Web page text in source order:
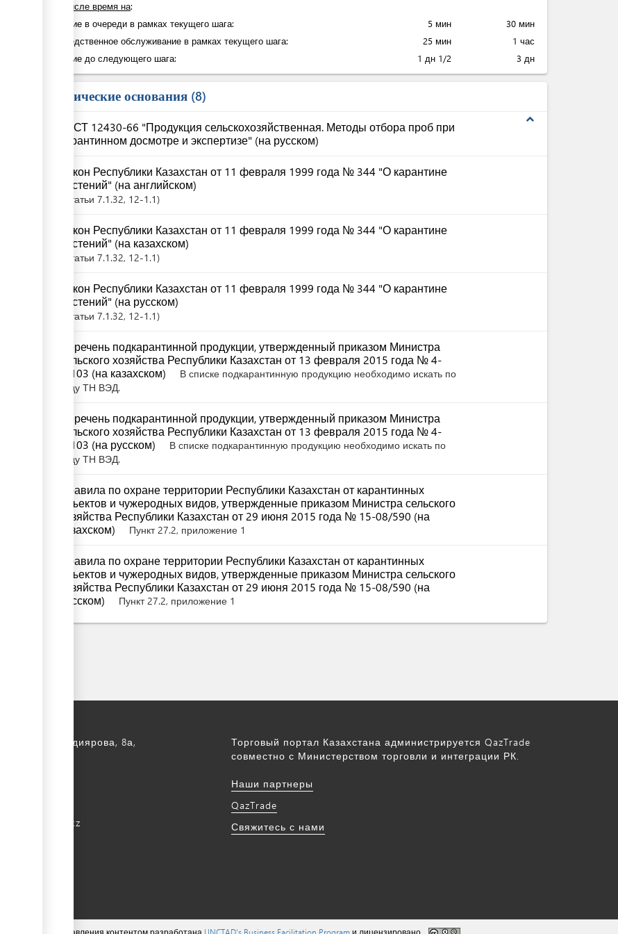
в том числе время на:
Ожидание в очереди в рамках текущего шага:
5 мин
30 мин
Непосредственное обслуживание в рамках текущего шага:
25 мин
1 час
Ожидание до следующего шага:
1 дн 1/2 3 дн
Юридические основания 8
expand_less
ГОСТ 12430-66 "Продукция сельскохозяйственная. Методы отбора проб при
карантинном досмотре и экспертизе" (на русском)
Закон Республики Казахстан от 11 февраля 1999 года № 344 "О карантине
растений" (на английском)
Статьи 7.1.32, 12-1.1
Закон Республики Казахстан от 11 февраля 1999 года № 344 "О карантине
растений" (на казахском)
Статьи 7.1.32, 12-1.1
Закон Республики Казахстан от 11 февраля 1999 года № 344 "О карантине
растений" (на русском)
Статьи 7.1.32, 12-1.1
Перечень подкарантинной продукции, утвержденный приказом Министра
сельского хозяйства Республики Казахстан от 13 февраля 2015 года № 4-
4/103 (на казахском)
В списке подкарантинную продукцию необходимо искать по
коду ТН ВЭД.
Перечень подкарантинной продукции, утвержденный приказом Министра
сельского хозяйства Республики Казахстан от 13 февраля 2015 года № 4-
4/103 (на русском)
В списке подкарантинную продукцию необходимо искать по
коду ТН ВЭД.
Правила по охране территории Республики Казахстан от карантинных
объектов и чужеродных видов, утвержденные приказом Министра сельского
хозяйства Республики Казахстан от 29 июня 2015 года № 15-08/590 (на
казахском)
Пункт 27.2, приложение 1
Правила по охране территории Республики Казахстан от карантинных
объектов и чужеродных видов, утвержденные приказом Министра сельского
хозяйства Республики Казахстан от 29 июня 2015 года № 15-08/590 (на
русском)
Пункт 27.2, приложение 1
ул. С. Асфендиярова, 8а,
Торговый портал Казахстана администрируется QazTrade
совместно с Министерством торговли и интеграции РК.
Наши партнеры
QazTrade
Свяжитесь с нами
©, система управления контентом разработана UNCTAD's Business Facilitation Programи лицензировано